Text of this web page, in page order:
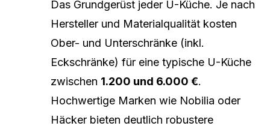
Das Grundgerüst jeder U-Küche. Je nach
Hersteller und Materialqualität kosten
Ober- und Unterschränke (inkl.
Eckschränke) für eine typische U-Küche
zwischen 1.200 und 6.000 €.
Hochwertige Marken wie Nobilia oder
Häcker bieten deutlich robustere